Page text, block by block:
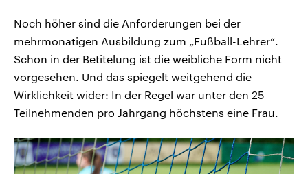
Noch höher sind die Anforderungen bei der
mehrmonatigen Ausbildung zum „Fußball-Lehrer“.
Schon in der Betitelung ist die weibliche Form nicht
vorgesehen. Und das spiegelt weitgehend die
Wirklichkeit wider: In der Regel war unter den 25
Teilnehmenden pro Jahrgang höchstens eine Frau.